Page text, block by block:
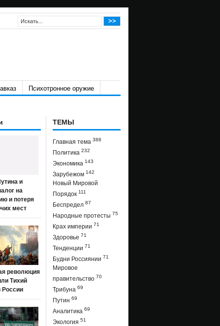
Психотронное оружие
и
на
и потеря
мест
революция
Тихий
России
ТЕМЫ
Главная тема 388
Политика 232
Экономика 143
Зарубежом 142
Новый Мировой
Порядок 111
Беспредел 87
Народные протесты 75
Крах империи 71
Здоровье 71
Тенденции 71
Будни Россиянии 71
Мировое
правительство 70
Трибуна 69
Путин 69
Аналитика 69
Экология 51